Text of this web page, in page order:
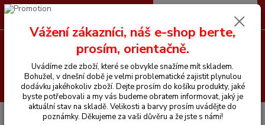
Hledat
+420 605 255 500 0 Kč
Vše pro koně Granulované seno
Vážení zákazníci, náš e-shop berte,
prosím, orientačně.
Uvádíme zde zboží, které se obvykle snažíme mít skladem.
Bohužel, v dnešní době je velmi problematické zajistit plynulou
dodávku jakéhokoliv zboží. Dejte prosím do košíku produkty, jaké
byste potřebovali a my vás budeme obratem informovat, jaký je
aktuální stav na skladě. Velikosti a barvy prosím uvádějte do
poznámky. Děkujeme za vaši důvěru a že jste s námi!